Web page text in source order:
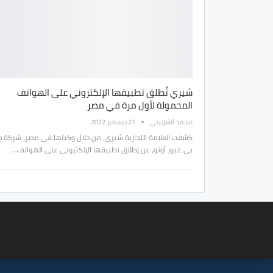
شيري تُطلق تطبيقها الإلكتروني على الهواتف
المحمولة لأول مرة في مصر
محمد الشربيني 21 ديسمبر 2022
كشفت العلامة التجارية شيري، من خلال وكيلها في مصر،
بي غبور أوتو، عن إطلاق تطبيقها الإلكتروني على الهواتف…